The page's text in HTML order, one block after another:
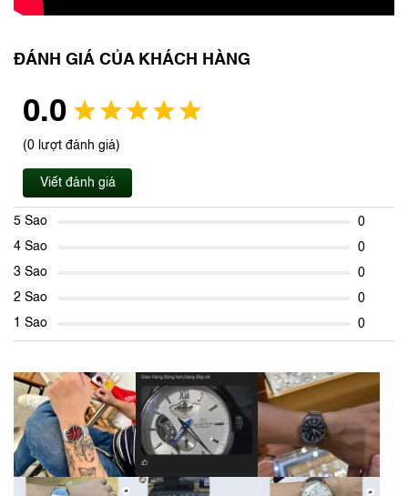
ĐÁNH GIÁ CỦA KHÁCH HÀNG
0.0
(0 lượt đánh giá)
Viết đánh giá
5 Sao
0
4 Sao
0
3 Sao
0
2 Sao
0
1 Sao
0